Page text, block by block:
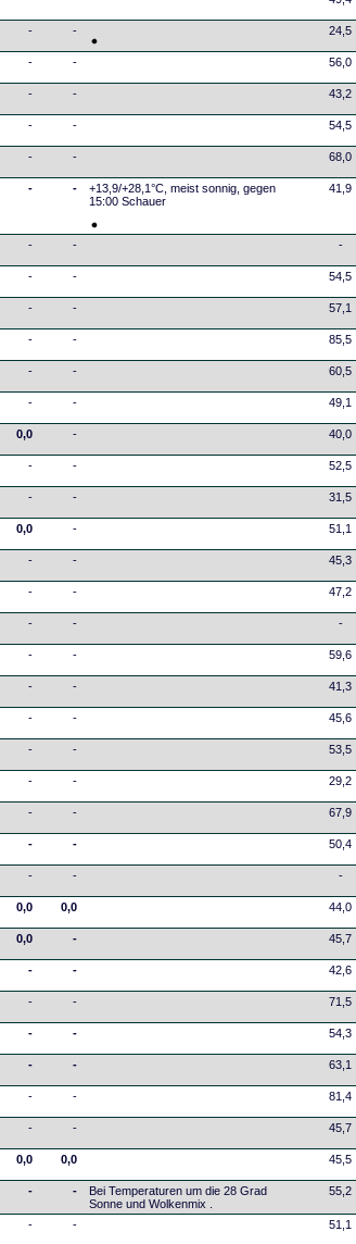
- - 24,5
- - 56,0
- - 43,2
- - 54,5
- - 68,0
- -
+13,9/+28,1°C, meist sonnig, gegen
15:00 Schauer
41,9
- - -
- - 54,5
- - 57,1
- - 85,5
- - 60,5
- - 49,1
0,0 - 40,0
- - 52,5
- - 31,5
0,0 - 51,1
- - 45,3
- - 47,2
- - -
- - 59,6
- - 41,3
- - 45,6
- - 53,5
- - 29,2
- - 67,9
- - 50,4
- - -
0,0 0,0 44,0
0,0 - 45,7
- - 42,6
- - 71,5
- - 54,3
- - 63,1
- - 81,4
- - 45,7
0,0 0,0 45,5
- -
Bei Temperaturen um die 28 Grad
Sonne und Wolkenmix .
55,2
- - 51,1